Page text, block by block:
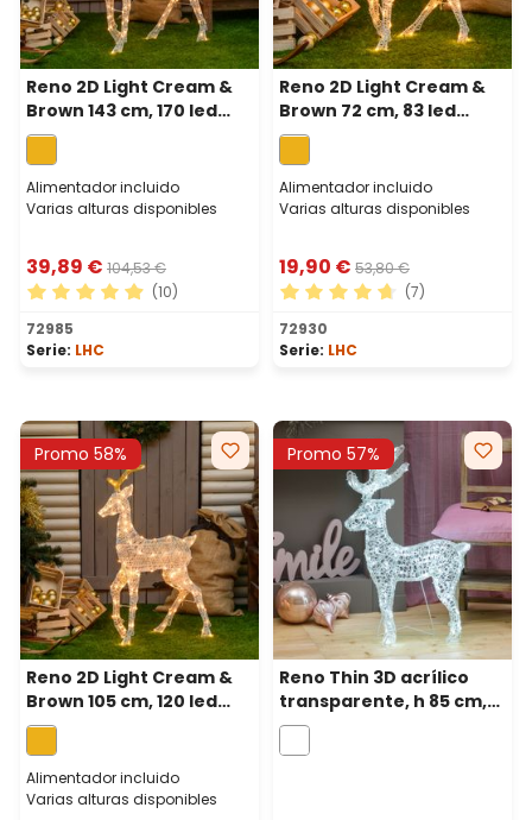
Reno 2D Light Cream &
Brown 143 cm, 170 led
blanco extra cálido
Alimentador incluido
Varias alturas disponibles
39,89 € 104,53 €
Calificación promedio de 4.9 de 5 estrellas
(10)
72985
Serie: LHC
Reno 2D Light Cream &
Brown 72 cm, 83 led
blanco extra cálido
Alimentador incluido
Varias alturas disponibles
19,90 € 53,80 €
Calificación promedio de
(7)
72930
Serie: LHC
Promo 58%
Reno 2D Light Cream &
Brown 105 cm, 120 led
blanco extra cálido
Alimentador incluido
Varias alturas disponibles
Promo 57%
Reno Thin 3D acrílico
transparente, h 85 cm,
180 led blanco frío